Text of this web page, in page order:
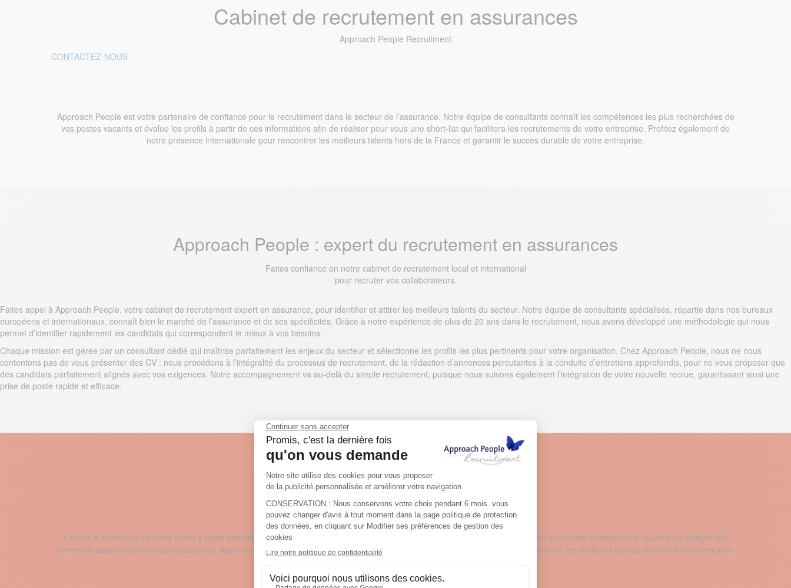
Cabinet de recrutement en assurances
Approach People Recruitment
CONTACTEZ-NOUS
Approach People est votre partenaire de confiance pour le recrutement dans le secteur de l’assurance. Notre équipe de consultants connaît les compétences les plus recherchées de
vos postes vacants et évalue les profils à partir de ces informations afin de réaliser pour vous une short-list qui facilitera les recrutements de votre entreprise. Profitez également de
notre présence internationale pour rencontrer les meilleurs talents hors de la France et garantir le succès durable de votre entreprise.
Approach People : expert du recrutement en assurances
Faites confiance en notre cabinet de recrutement local et international
pour recruter vos collaborateurs.
Faites appel à Approach People, votre cabinet de recrutement expert en assurance, pour identifier et attirer les meilleurs talents du secteur. Notre équipe de consultants spécialisés, répartie dans nos bureaux
européens et internationaux, connaît bien le marché de l’assurance et de ses spécificités. Grâce à notre expérience de plus de 20 ans dans le recrutement, nous avons développé une méthodologie qui nous
permet d’identifier rapidement les candidats qui correspondent le mieux à vos besoins.
Chaque mission est gérée par un consultant dédié qui maîtrise parfaitement les enjeux du secteur et sélectionne les profils les plus pertinents pour votre organisation. Chez Approach People, nous ne nous
contentons pas de vous présenter des CV : nous procédons à l’intégralité du processus de recrutement, de la rédaction d’annonces percutantes à la conduite d’entretiens approfondis, pour ne vous proposer que
des candidats parfaitement alignés avec vos exigences. Notre accompagnement va au-delà du simple recrutement, puisque nous suivons également l’intégration de votre nouvelle recrue, garantissant ainsi une
prise de poste rapide et efficace.
Nos offres d’emploi en assurances
Confier la recherche de votre talent à notre cabinet de recrutement expert en assurances, c’est faire appel aux compétences d’un consultant professionnel capable de rédiger des
annonces aussi complètes qu’impactantes. Après une recherche active des candidats, notre agence de recrutement sélectionne ensuite les meilleurs talents et conduit des entretiens